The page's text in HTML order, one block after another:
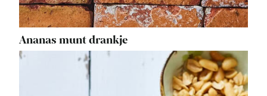
Ananas munt drankje